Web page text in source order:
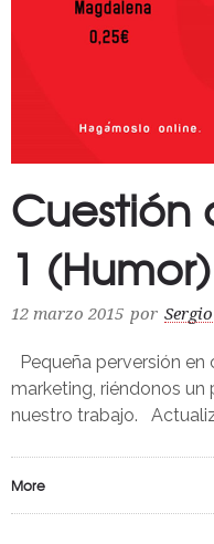
Cuestión
1 (Humor)
12 marzo 2015 por
Pequeña perversión
marketing, riéndonos
nuestro trabajo.
More